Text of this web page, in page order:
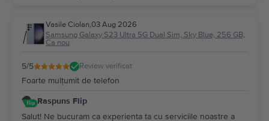
Vasile Ciolan,03 Aug 2026
Samsung Galaxy S23 Ultra 5G Dual Sim, Sky Blue, 256 GB,
Ca nou
5/5 Review verificat
Foarte mulțumit de telefon
Raspuns Flip
Salut! Ne bucuram ca experienta ta cu serviciile noastre a